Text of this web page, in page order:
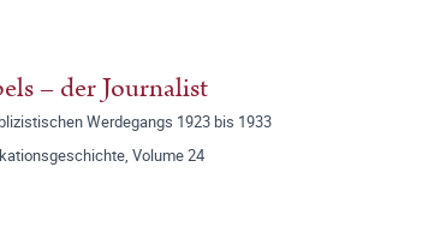
– der Journalist
Werdegangs 1923 bis 1933
Volume 24